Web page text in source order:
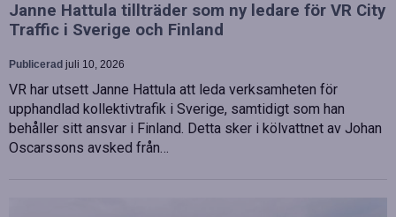
Janne Hattula tillträder som ny ledare för VR City
Traffic i Sverige och Finland
Publicerad juli 10, 2026
VR har utsett Janne Hattula att leda verksamheten för
upphandlad kollektivtrafik i Sverige, samtidigt som han
behåller sitt ansvar i Finland. Detta sker i kölvattnet av Johan
Oscarssons avsked från…